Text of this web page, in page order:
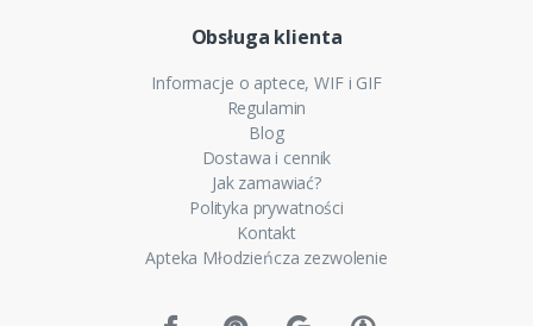
Obsługa klienta
Informacje o aptece, WIF i GIF
Regulamin
Blog
Dostawa i cennik
Jak zamawiać?
Polityka prywatności
Kontakt
Apteka Młodzieńcza zezwolenie